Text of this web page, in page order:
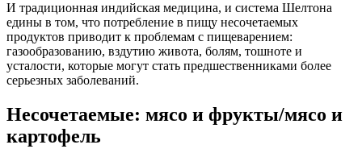
И традиционная индийская медицина, и система Шелтона
едины в том, что потребление в пищу несочетаемых
продуктов приводит к проблемам с пищеварением:
газообразованию, вздутию живота, болям, тошноте и
усталости, которые могут стать предшественниками более
серьезных заболеваний.
Несочетаемые: мясо и фрукты/мясо и
картофель